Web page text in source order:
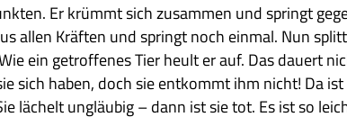
Er krümmt sich zusam­men und springt
allen Kräf­ten und springt noch ein­mal. Nun
ein getrof­fe­nes Tier heult er auf. Das dau­ert
sich haben, doch sie ent­kommt ihm nicht! Da
lächelt ungläu­big – dann ist sie tot. Es ist so